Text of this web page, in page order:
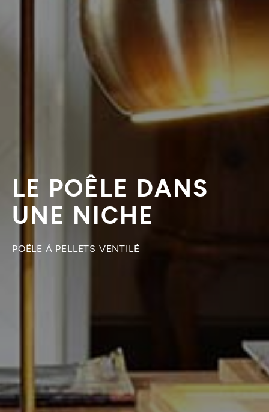
LE POÊLE DANS
UNE NICHE
POÊLE À PELLETS VENTILÉ